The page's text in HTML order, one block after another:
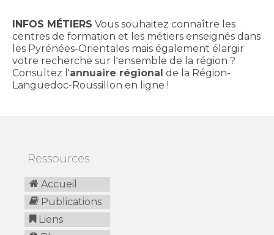
INFOS MÉTIERS Vous souhaitez connaître les
centres de formation et les métiers enseignés dans
les Pyrénées-Orientales mais également élargir
votre recherche sur l'ensemble de la région ?
Consultez l'annuaire régional de la Région-
Languedoc-Roussillon en ligne !
Ressources
Accueil
Publications
Liens